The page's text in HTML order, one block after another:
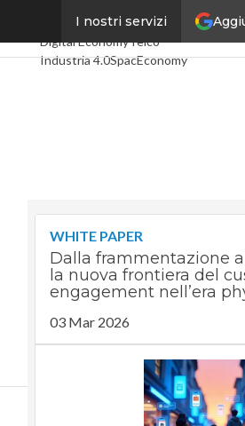
I nostri servizi
Ultimi articoli
Digital EconomyTelco
Industria 4.0SpacEconomy
WHITE PAPER
Dalla frammentazione
la nuova frontiera del
engagement nell’era
03 Mar 2026